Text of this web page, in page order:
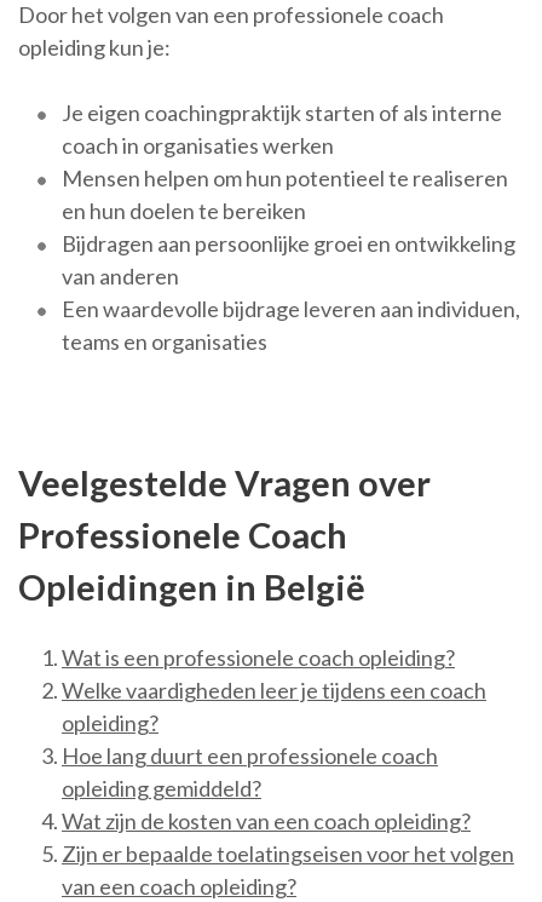
Door het volgen van een professionele coach
opleiding kun je:
Je eigen coachingpraktijk starten of als interne
coach in organisaties werken
Mensen helpen om hun potentieel te realiseren
en hun doelen te bereiken
Bijdragen aan persoonlijke groei en ontwikkeling
van anderen
Een waardevolle bijdrage leveren aan individuen,
teams en organisaties
Veelgestelde Vragen over
Professionele Coach
Opleidingen in België
Wat is een professionele coach opleiding?
Welke vaardigheden leer je tijdens een coach
opleiding?
Hoe lang duurt een professionele coach
opleiding gemiddeld?
Wat zijn de kosten van een coach opleiding?
Zijn er bepaalde toelatingseisen voor het volgen
van een coach opleiding?